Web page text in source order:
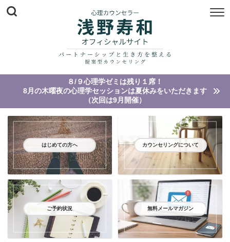
８/９心理学ゼミは残り１席！
8月の木曜夜の心理学セッションは夏休みをいただきます
（次回は9月開催）
はじめての方へ カウンセリングについて
ご予約状況 無料メールマガジン